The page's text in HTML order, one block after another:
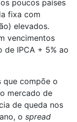
poucos países
fixa com
elevados.
vencimentos
de IPCA + 5% ao
que compõe o
mercado de
de queda nos
o spread